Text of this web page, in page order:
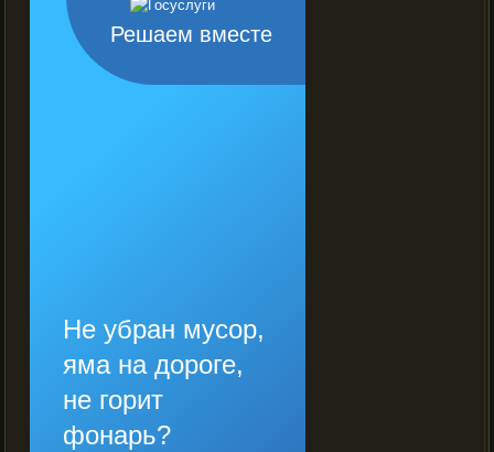
Решаем вместе
Не убран мусор,
яма на дороге,
не горит
фонарь?